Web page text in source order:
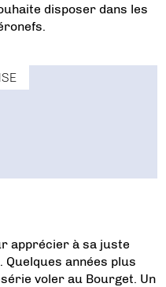
disposer dans les
apprécier à sa juste
années plus
voler au Bourget. Un